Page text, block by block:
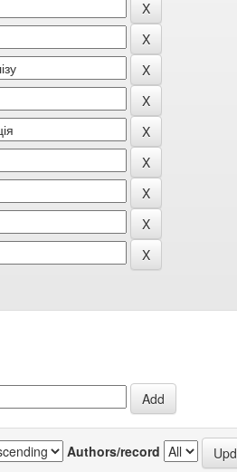
Authors/record